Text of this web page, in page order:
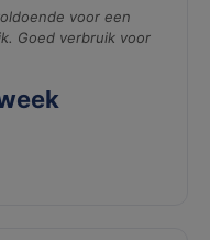
voor een
Goed verbruik voor